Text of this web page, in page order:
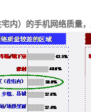
内）的手机网络质量